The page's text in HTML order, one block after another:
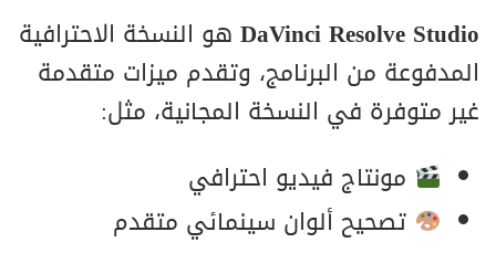
DaVinci Resolve Studio هو النسخة الاحترافية
المدفوعة من البرنامج، وتقدم ميزات متقدمة
غير متوفرة في النسخة المجانية، مثل:
مونتاج فيديو احترافي
تصحيح ألوان سينمائي متقدم